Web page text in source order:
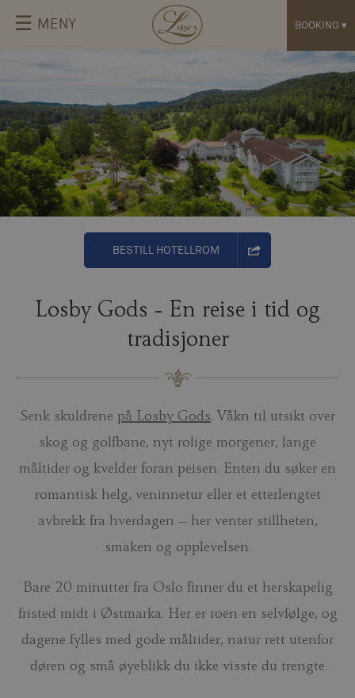
☰ MENY BOOKING ▾
BESTILL HOTELLROM
Losby Gods - En reise i tid og
tradisjoner
Senk skuldrene på Losby Gods. Våkn til utsikt over
skog og golfbane, nyt rolige morgener, lange
måltider og kvelder foran peisen. Enten du søker en
romantisk helg, veninnetur eller et etterlengtet
avbrekk fra hverdagen – her venter stillheten,
smaken og opplevelsen.
Bare 20 minutter fra Oslo finner du et herskapelig
fristed midt i Østmarka. Her er roen en selvfølge, og
dagene fylles med gode måltider, natur rett utenfor
døren og små øyeblikk du ikke visste du trengte